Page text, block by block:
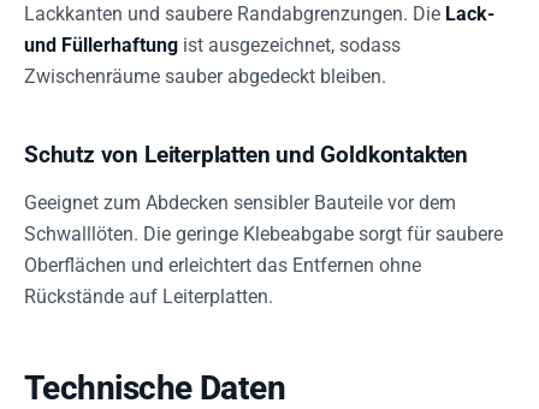
Lackkanten und saubere Randabgrenzungen. Die Lack-
und Füllerhaftung ist ausgezeichnet, sodass
Zwischenräume sauber abgedeckt bleiben.
Schutz von Leiterplatten und Goldkontakten
Geeignet zum Abdecken sensibler Bauteile vor dem
Schwalllöten. Die geringe Klebeabgabe sorgt für saubere
Oberflächen und erleichtert das Entfernen ohne
Rückstände auf Leiterplatten.
Technische Daten